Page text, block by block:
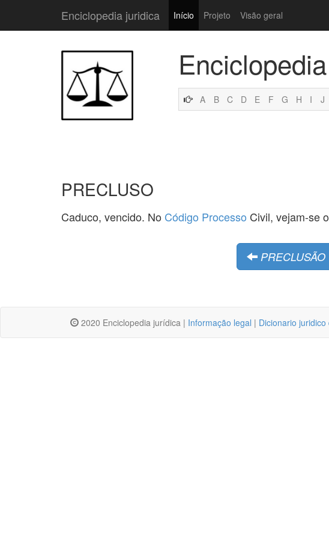
Enciclopedia juridica Início Projeto Visão geral
A B C D E F G H I J
PRECLUSO
Caduco, vencido. No Código Processo Civil, vejam-se
PRECLUSÃO
2020 Enciclopedia jurídica | Informação legal | Dicionario juridico